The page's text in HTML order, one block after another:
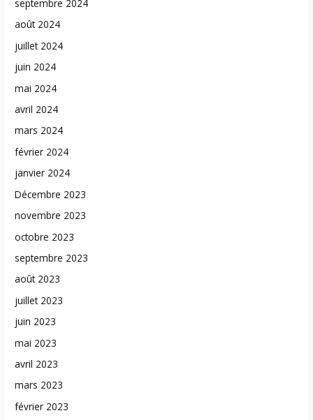
septembre 2024
août 2024
juillet 2024
juin 2024
mai 2024
avril 2024
mars 2024
février 2024
janvier 2024
Décembre 2023
novembre 2023
octobre 2023
septembre 2023
août 2023
juillet 2023
juin 2023
mai 2023
avril 2023
mars 2023
février 2023